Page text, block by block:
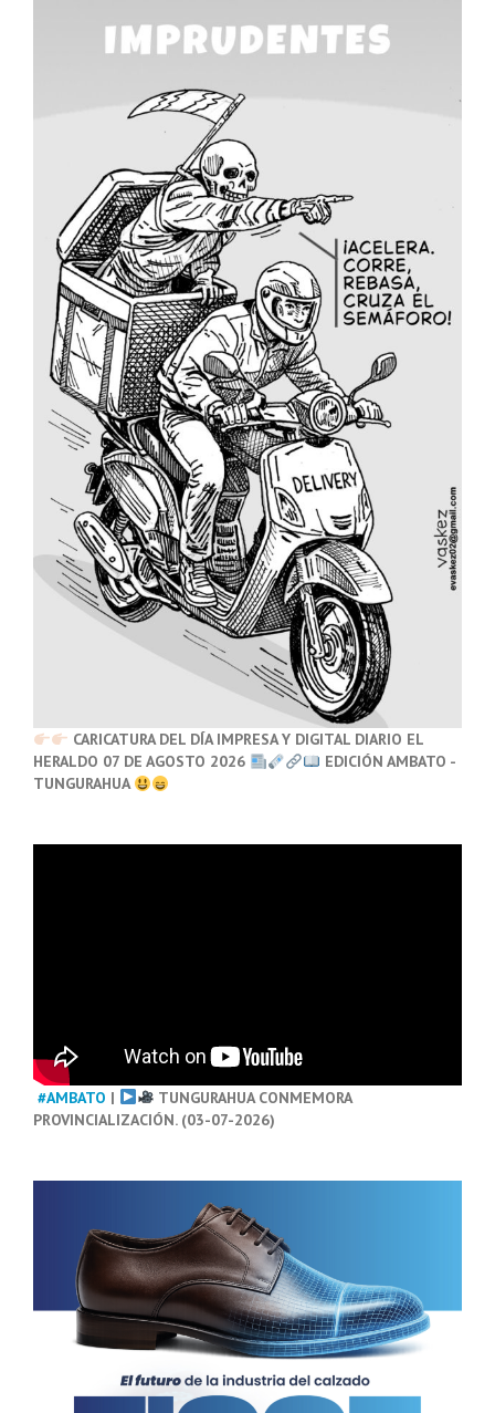
CARICATURA DEL DÍA IMPRESA Y DIGITAL DIARIO EL
HERALDO 07 DE AGOSTO 2026
EDICIÓN AMBATO -
TUNGURAHUA
#AMBATO |
TUNGURAHUA CONMEMORA
PROVINCIALIZACIÓN. (03-07-2026)